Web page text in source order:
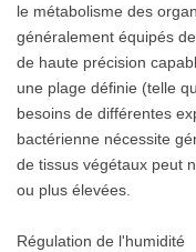
le métabolisme des
généralement équipés
de haute précision
une plage définie (telle
besoins de différentes
bactérienne nécessite
de tissus végétaux peut
ou plus élevées.
Régulation de l'humidité